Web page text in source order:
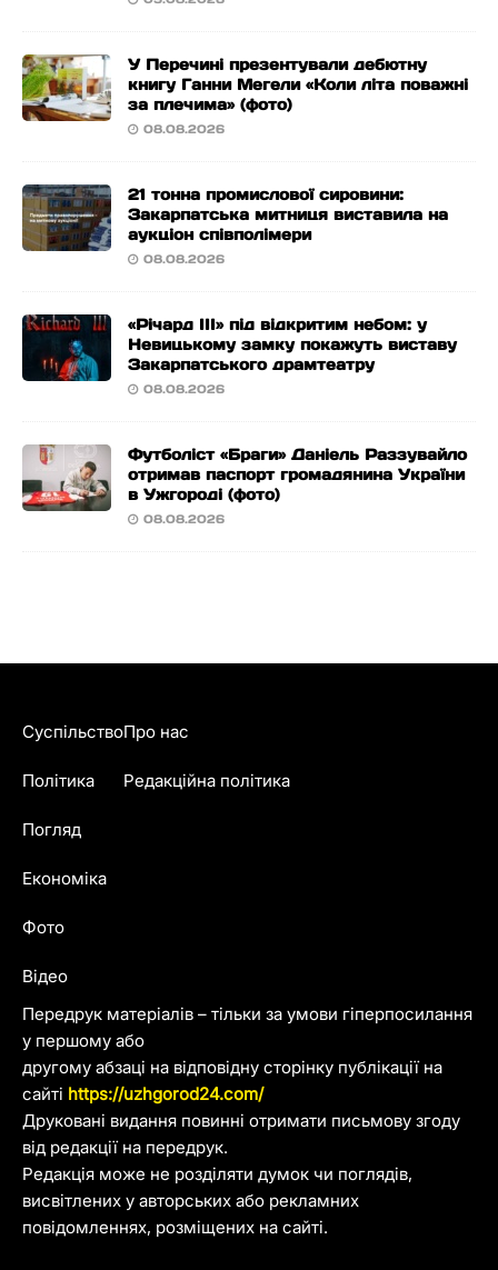
У Перечині презентували дебютну
книгу Ганни Мегели «Коли літа поважні
за плечима» (фото)
08.08.2026
21 тонна промислової сировини:
Закарпатська митниця виставила на
аукціон співполімери
08.08.2026
«Річард ІІІ» під відкритим небом: у
Невицькому замку покажуть виставу
Закарпатського драмтеатру
08.08.2026
Футболіст «Браги» Даніель Раззувайло
отримав паспорт громадянина України
в Ужгороді (фото)
08.08.2026
Передрук матеріалів – тільки за умови гіперпосилання
у першому або
другому абзаці на відповідну сторінку публікації на
сайті https://uzhgorod24.com/
Друковані видання повинні отримати письмову згоду
від редакції на передрук.
Редакція може не розділяти думок чи поглядів,
висвітлених у авторських або рекламних
повідомленнях, розміщених на сайті.
Суспільство
Політика
Погляд
Економіка
Фото
Відео
Про нас
Редакційна політика